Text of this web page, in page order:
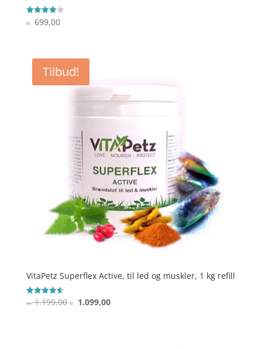
Vurderet
4
kr.699,00
Tilbud!
VitaPetz Superflex Active, til led og muskler, 1 kg refill
Vurderet
4.6
kr.1.199,00 Den
kr.1.099,00Den